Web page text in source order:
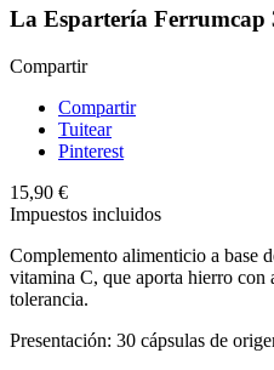
La Espartería Ferrumcap
Compartir
Compartir
Tuitear
Pinterest
15,90 €
Impuestos incluidos
Complemento alimenticio a base
vitamina C, que aporta hierro
tolerancia.
Presentación: 30 cápsulas de